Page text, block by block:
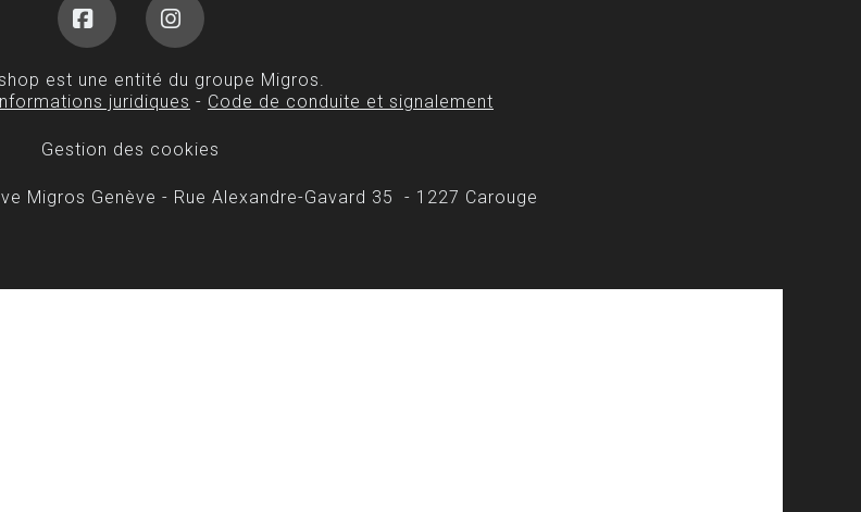
FacebookInstagram
est une entité du groupe Migros.
juridiques - Code de conduite et signalement
Gestion des cookies
Migros Genève - Rue Alexandre-Gavard 35 - 1227 Carouge